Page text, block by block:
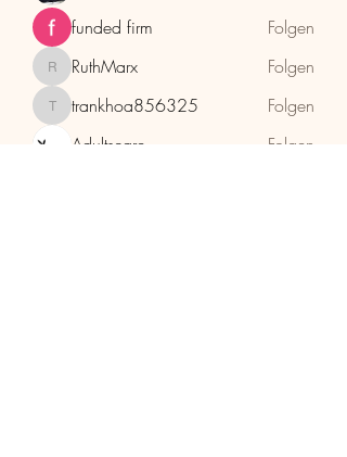
funded firm
Folgen
RuthMarx
RuthMarx Folgen
trankhoa856325
trankhoa856325
Folgen
Adultscare
Folgen